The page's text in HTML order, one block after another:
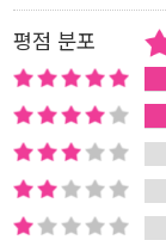
수 없는 또 하나의
훈을 줄 것이다.
평점 분포